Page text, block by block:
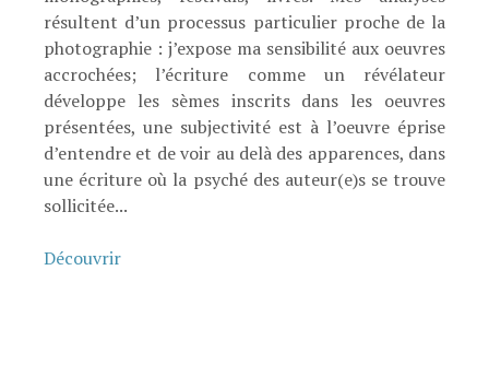
résultent d’un processus particulier proche de la
photographie : j’expose ma sensibilité aux oeuvres
accrochées; l’écriture comme un révélateur
développe les sèmes inscrits dans les oeuvres
présentées, une subjectivité est à l’oeuvre éprise
d’entendre et de voir au delà des apparences, dans
une écriture où la psyché des auteur(e)s se trouve
sollicitée...
Découvrir